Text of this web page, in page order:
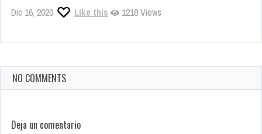
Dic 16, 2020 Like this 1218 Views
NO COMMENTS
Deja un comentario